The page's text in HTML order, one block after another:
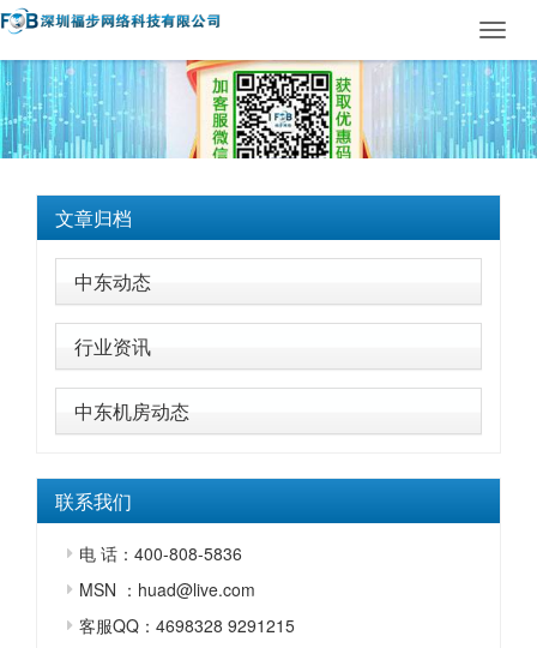
文章归档
中东动态
行业资讯
中东机房动态
联系我们
电 话：400-808-5836
MSN ：huad@live.com
客服QQ：4698328 9291215